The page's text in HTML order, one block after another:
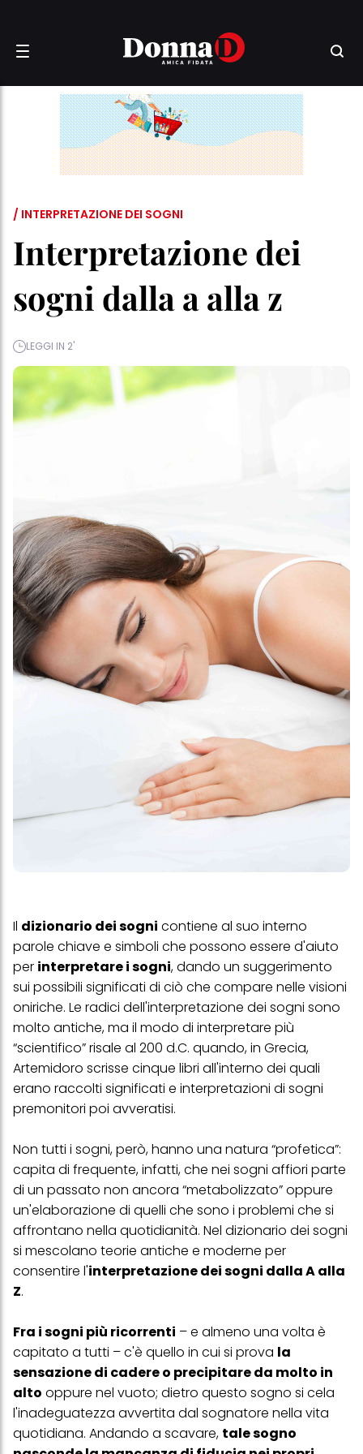
/ INTERPRETAZIONE DEI SOGNI
Interpretazione dei
sogni dalla a alla z
LEGGI IN 2'
Il dizionario dei sogni contiene al suo interno
parole chiave e simboli che possono essere d'aiuto
per interpretare i sogni, dando un suggerimento
sui possibili significati di ciò che compare nelle visioni
oniriche. Le radici dell'interpretazione dei sogni sono
molto antiche, ma il modo di interpretare più
“scientifico” risale al 200 d.C. quando, in Grecia,
Artemidoro scrisse cinque libri all'interno dei quali
erano raccolti significati e interpretazioni di sogni
premonitori poi avveratisi.
Non tutti i sogni, però, hanno una natura “profetica”:
capita di frequente, infatti, che nei sogni affiori parte
di un passato non ancora “metabolizzato” oppure
un'elaborazione di quelli che sono i problemi che si
affrontano nella quotidianità. Nel dizionario dei sogni
si mescolano teorie antiche e moderne per
consentire l'interpretazione dei sogni dalla A alla
Z.
Fra i sogni più ricorrenti – e almeno una volta è
capitato a tutti – c'è quello in cui si prova la
sensazione di cadere o precipitare da molto in
alto oppure nel vuoto; dietro questo sogno si cela
l'inadeguatezza avvertita dal sognatore nella vita
quotidiana. Andando a scavare, tale sogno